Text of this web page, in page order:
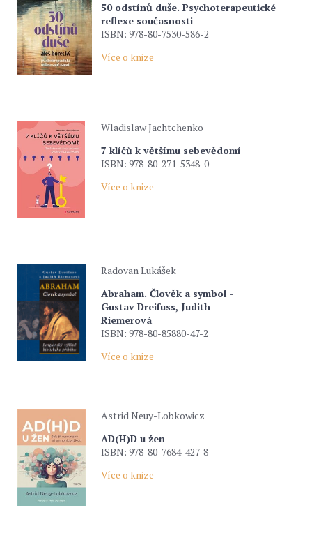
50 odstínů duše. Psychoterapeutické
reflexe současnosti
ISBN: 978-80-7530-586-2
Více o knize
Wladislaw Jachtchenko
7 klíčů k většímu sebevědomí
ISBN: 978-80-271-5348-0
Více o knize
Radovan Lukášek
Abraham. Člověk a symbol -
Gustav Dreifuss, Judith
Riemerová
ISBN: 978-80-85880-47-2
Více o knize
Astrid Neuy-Lobkowicz
AD(H)D u žen
ISBN: 978-80-7684-427-8
Více o knize